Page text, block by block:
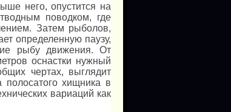
него, опустится на
поводком, где
Затем рыболов,
определенную паузу,
рыбу движения. От
оснастки нужный
чертах, выглядит
полосатого хищника в
вариаций как